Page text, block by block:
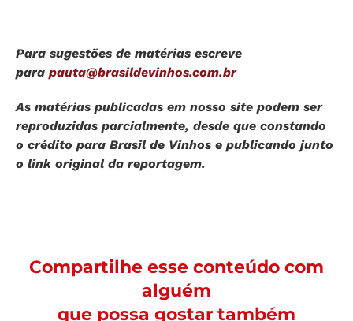
Para sugestões de matérias escreve
para pauta@brasildevinhos.com.br
As matérias publicadas em nosso site podem ser
reproduzidas parcialmente, desde que constando
o crédito para Brasil de Vinhos e publicando junto
o link original da reportagem.
Compartilhe esse conteúdo com
alguém
que possa gostar também